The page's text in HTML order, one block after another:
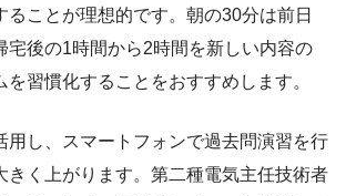
ることが理想的です。朝の30分は前日
宅後の1時間から2時間を新しい内容の
習慣化することをおすすめします。
用し、スマートフォンで過去問演習を行
きく上がります。第二種電気主任技術者